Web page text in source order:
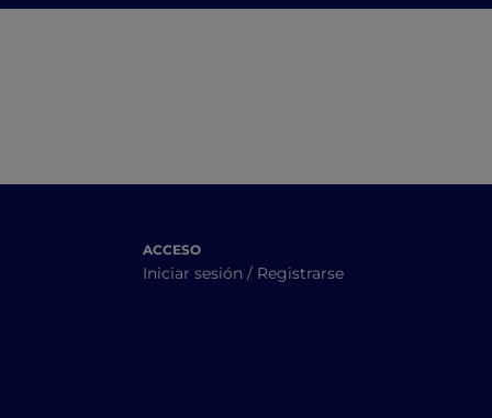
ACCESO
Iniciar sesión / Registrarse